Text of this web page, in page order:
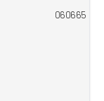
060665